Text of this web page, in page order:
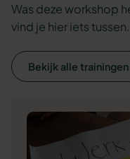
Was deze workshop
vind je hier iets tussen.
Bekijk alle trainingen